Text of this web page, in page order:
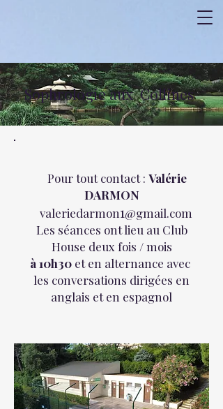
Sophrologie aux Collines
Pour tout contact : Valérie
DARMON
valeriedarmon1@gmail.com
Les séances ont lieu au Club
House deux fois / mois
à 10h30 et en alternance avec
les conversations dirigées en
anglais et en espagnol